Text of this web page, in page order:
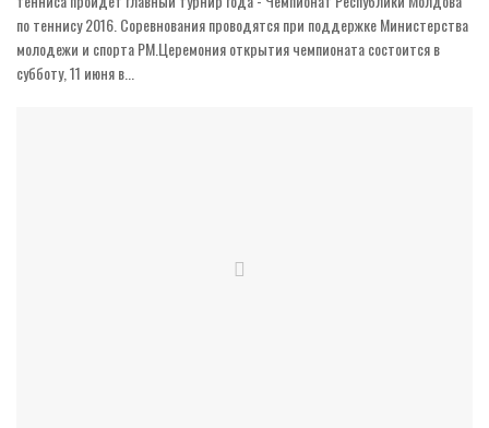
по теннису 2016. Соревнования проводятся при поддержке Министерства
молодежи и спорта РМ.Церемония открытия чемпионата состоится в
субботу, 11 июня в...